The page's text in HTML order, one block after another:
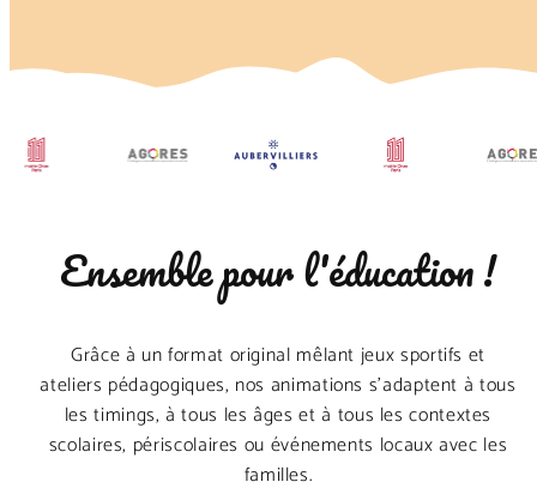
Ensemble pour l'éducation !
Grâce à un format original mêlant jeux sportifs et
ateliers pédagogiques, nos animations s’adaptent à tous
les timings, à tous les âges et à tous les contextes
scolaires, périscolaires ou événements locaux avec les
familles.